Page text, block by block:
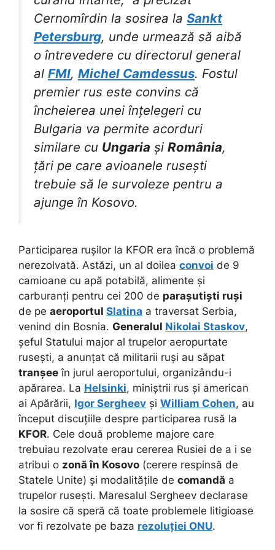
Cernomîrdin la sosirea la Sankt
Petersburg, unde urmează să aibă
o întrevedere cu directorul general
al FMI, Michel Camdessus. Fostul
premier rus este convins că
încheierea unei înțelegeri cu
Bulgaria va permite acorduri
similare cu Ungaria și România,
țări pe care avioanele rusești
trebuie să le survoleze pentru a
ajunge în Kosovo.
Participarea rușilor la KFOR era încă o problemă
nerezolvată. Astăzi, un al doilea convoi de 9
camioane cu apă potabilă, alimente și
carburanți pentru cei 200 de parașutiști ruși
de pe aeroportul Slatina a traversat Serbia,
venind din Bosnia. Generalul Nikolai Staskov,
șeful Statului major al trupelor aeropurtate
rusești, a anunțat că militarii ruși au săpat
tranșee în jurul aeroportului, organizându-i
apărarea. La Helsinki, miniștrii rus și american
ai Apărării, Igor Sergheev și William Cohen, au
început discuțiile despre participarea rusă la
KFOR. Cele două probleme majore care
trebuiau rezolvate erau cererea Rusiei de a i se
atribui o zonă în Kosovo (cerere respinsă de
Statele Unite) și modalitățile de comandă a
trupelor rusești. Maresalul Sergheev declarase
la sosire că speră că toate problemele litigioase
vor fi rezolvate pe baza rezoluției ONU.